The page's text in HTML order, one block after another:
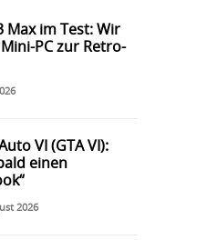
Max im Test: Wir
PC zur Retro-
VI (GTA VI):
einen
2026